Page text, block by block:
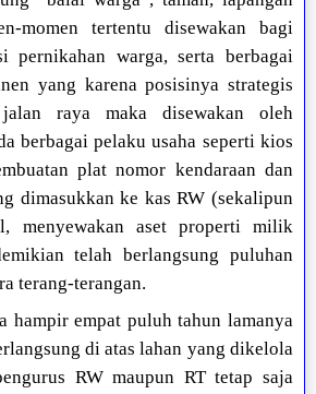
momen tertentu disewakan bagi
pernikahan warga, serta berbagai
yang karena posisinya strategis
raya maka disewakan oleh
berbagai pelaku usaha seperti kios
plat nomor kendaraan dan
dimasukkan ke kas RW (sekalipun
menyewakan aset properti milik
telah berlangsung puluhan
terang-terangan.
hampir empat puluh tahun lamanya
di atas lahan yang dikelola
RW maupun RT tetap saja